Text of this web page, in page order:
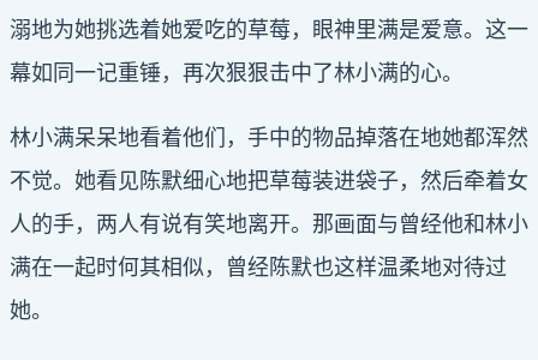
溺地为她挑选着她爱吃的草莓，眼神里满是爱意。这一
幕如同一记重锤，再次狠狠击中了林小满的心。
林小满呆呆地看着他们，手中的物品掉落在地她都浑然
不觉。她看见陈默细心地把草莓装进袋子，然后牵着女
人的手，两人有说有笑地离开。那画面与曾经他和林小
满在一起时何其相似，曾经陈默也这样温柔地对待过
她。